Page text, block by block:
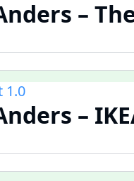
–
1.0
–